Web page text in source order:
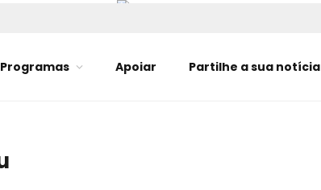
Programas Apoiar Partilhe a sua notícia